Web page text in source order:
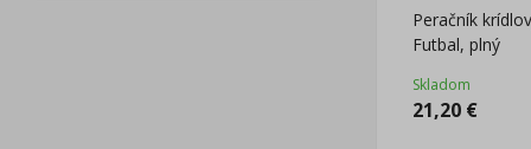
Peračník
Futbal, plný
Skladom
21,20 €